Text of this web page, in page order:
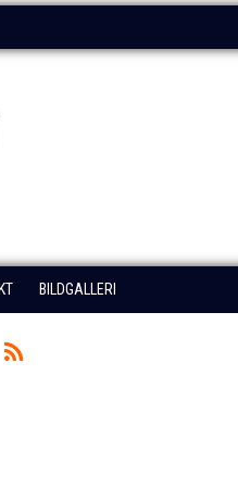
BILDGALLERI